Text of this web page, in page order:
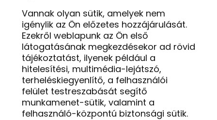
Vannak olyan sütik, amelyek nem
igénylik az Ön előzetes hozzájárulását.
Ezekről weblapunk az Ön első
látogatásának megkezdésekor ad rövid
tájékoztatást, ilyenek például a
hitelesítési, multimédia-lejátszó,
terheléskiegyenlítő, a felhasználói
felület testreszabását segítő
munkamenet-sütik, valamint a
felhasználó-központú biztonsági sütik.